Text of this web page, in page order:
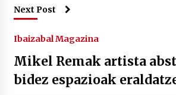
Next Post
Ibaizabal Magazina
Mikel Remak artista
bidez espazioak